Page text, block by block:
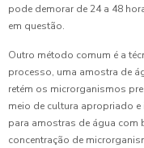
pode demorar de 24 a 48
em questão.
Outro método comum é a
processo, uma amostra de
retém os microrganismos
meio de cultura apropriado
para amostras de água com
concentração de